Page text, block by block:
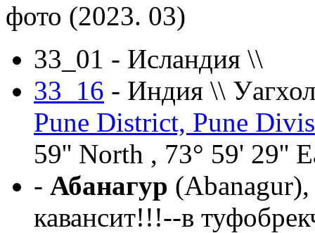
фото (2023. 03)
33_01 - Исландия \\
33_16 - Индия \\
Pune District, Pune
59'' North , 73° 59' 29''
- Абанагур
кавансит!!!--в